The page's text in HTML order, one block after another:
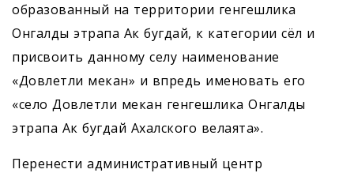
образованный на территории генгешлика
Онгалды этрапа Ак бугдай, к категории сёл и
присвоить данному селу наименование
«Довлетли мекан» и впредь именовать его
«село Довлетли мекан генгешлика Онгалды
этрапа Ак бугдай Ахалского велаята».
Перенести административный центр